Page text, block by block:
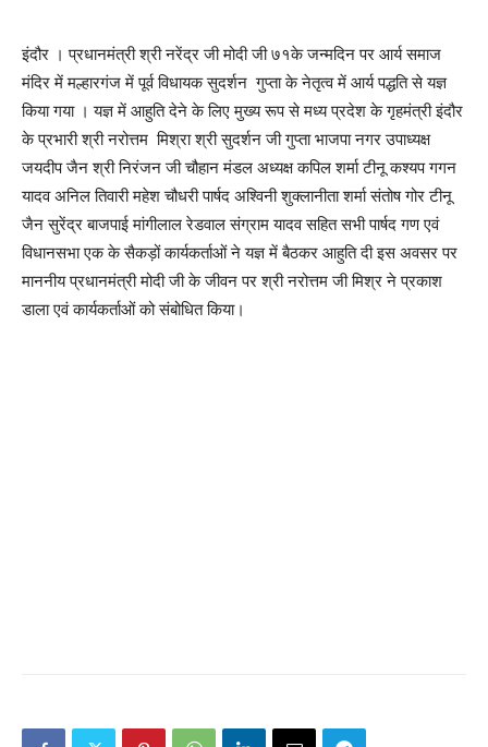
इंदौर । प्रधानमंत्री श्री नरेंद्र जी मोदी जी ७१के जन्मदिन पर आर्य समाज
मंदिर में मल्हारगंज में पूर्व विधायक सुदर्शन गुप्ता के नेतृत्व में आर्य पद्धति से यज्ञ
किया गया । यज्ञ में आहुति देने के लिए मुख्य रूप से मध्य प्रदेश के गृहमंत्री इंदौर
के प्रभारी श्री नरोत्तम मिश्रा श्री सुदर्शन जी गुप्ता भाजपा नगर उपाध्यक्ष
जयदीप जैन श्री निरंजन जी चौहान मंडल अध्यक्ष कपिल शर्मा टीनू कश्यप गगन
यादव अनिल तिवारी महेश चौधरी पार्षद अश्विनी शुक्लानीता शर्मा संतोष गोर टीनू
जैन सुरेंद्र बाजपाई मांगीलाल रेडवाल संग्राम यादव सहित सभी पार्षद गण एवं
विधानसभा एक के सैकड़ों कार्यकर्ताओं ने यज्ञ में बैठकर आहुति दी इस अवसर पर
माननीय प्रधानमंत्री मोदी जी के जीवन पर श्री नरोत्तम जी मिश्र ने प्रकाश
डाला एवं कार्यकर्ताओं को संबोधित किया।